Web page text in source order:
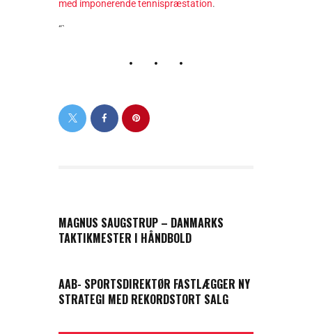
med imponerende tennispræstation.
“`
MAGNUS SAUGSTRUP – DANMARKS
TAKTIKMESTER I HÅNDBOLD
AAB- SPORTSDIREKTØR FASTLÆGGER NY
STRATEGI MED REKORDSTORT SALG